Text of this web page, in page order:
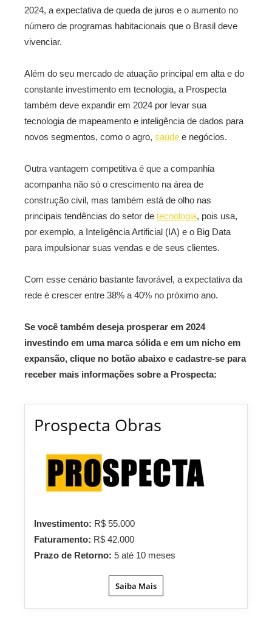
2024, a expectativa de queda de juros e o aumento no
número de programas habitacionais que o Brasil deve
vivenciar.
Além do seu mercado de atuação principal em alta e do
constante investimento em tecnologia, a Prospecta
também deve expandir em 2024 por levar sua
tecnologia de mapeamento e inteligência de dados para
novos segmentos, como o agro, saúde e negócios.
Outra vantagem competitiva é que a companhia
acompanha não só o crescimento na área de
construção civil, mas também está de olho nas
principais tendências do setor de tecnologia, pois usa,
por exemplo, a Inteligência Artificial (IA) e o Big Data
para impulsionar suas vendas e de seus clientes.
Com esse cenário bastante favorável, a expectativa da
rede é crescer entre 38% a 40% no próximo ano.
Se você também deseja prosperar em 2024
investindo em uma marca sólida e em um nicho em
expansão, clique no botão abaixo e cadastre-se para
receber mais informações sobre a Prospecta:
Prospecta Obras
Investimento: R$ 55.000
Faturamento: R$ 42.000
Prazo de Retorno: 5 até 10 meses
Saiba Mais